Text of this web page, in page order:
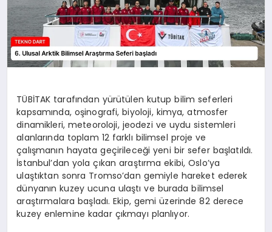
TÜBİTAK tarafından yürütülen kutup bilim seferleri
kapsamında, oşinografi, biyoloji, kimya, atmosfer
dinamikleri, meteoroloji, jeodezi ve uydu sistemleri
alanlarında toplam 12 farklı bilimsel proje ve
çalışmanın hayata geçirileceği yeni bir sefer başlatıldı.
İstanbul’dan yola çıkan araştırma ekibi, Oslo’ya
ulaştıktan sonra Tromso’dan gemiyle hareket ederek
dünyanın kuzey ucuna ulaştı ve burada bilimsel
araştırmalara başladı. Ekip, gemi üzerinde 82 derece
kuzey enlemine kadar çıkmayı planlıyor.